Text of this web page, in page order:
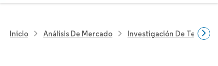
Inicio Análisis De Mercado Investigación De